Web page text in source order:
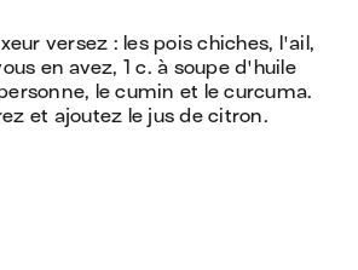
versez : les pois chiches, l'ail,
en avez, 1 c. à soupe d'huile
le cumin et le curcuma.
et ajoutez le jus de citron.